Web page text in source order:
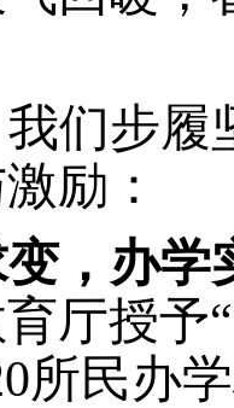
我们步
励：
， 办学
厅授予
所民办